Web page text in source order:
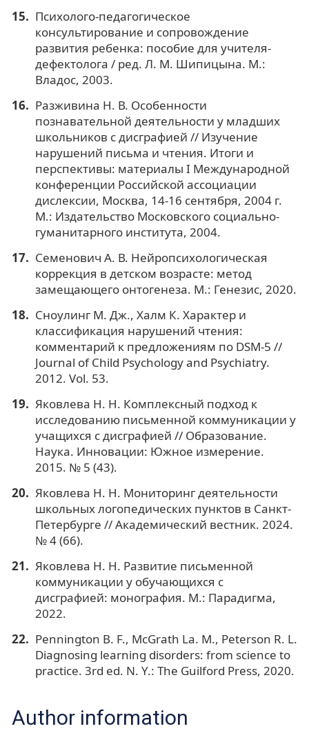
Психолого-педагогическое
консультирование и сопровождение
развития ребенка: пособие для учителя-
дефектолога / ред. Л. М. Шипицына. М.:
Владос, 2003.
Разживина Н. В. Особенности
познавательной деятельности у младших
школьников с дисграфией // Изучение
нарушений письма и чтения. Итоги и
перспективы: материалы I Международной
конференции Российской ассоциации
дислексии, Москва, 14-16 сентября, 2004 г.
М.: Издательство Московского социально-
гуманитарного института, 2004.
Семенович А. В. Нейропсихологическая
коррекция в детском возрасте: метод
замещающего онтогенеза. М.: Генезис, 2020.
Сноулинг М. Дж., Халм К. Характер и
классификация нарушений чтения:
комментарий к предложениям по DSM-5 //
Journal of Child Psychology and Psychiatry.
2012. Vol. 53.
Яковлева Н. Н. Комплексный подход к
исследованию письменной коммуникации у
учащихся с дисграфией // Образование.
Наука. Инновации: Южное измерение.
2015. № 5 (43).
Яковлева Н. Н. Мониторинг деятельности
школьных логопедических пунктов в Санкт-
Петербурге // Академический вестник. 2024.
№ 4 (66).
Яковлева Н. Н. Развитие письменной
коммуникации у обучающихся с
дисграфией: монография. М.: Парадигма,
2022.
Pennington B. F., McGrath La. M., Peterson R. L.
Diagnosing learning disorders: from science to
practice. 3rd ed. N. Y.: The Guilford Press, 2020.
Author information